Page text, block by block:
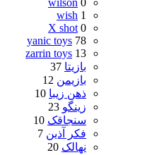
wish
X shot
yanic toys
zarrin toys
بازیتا
37
بازیمن 12
ذهن زیبا 10
زینگو
23
سنجاقک 10
فکر آذین
نهالک
20